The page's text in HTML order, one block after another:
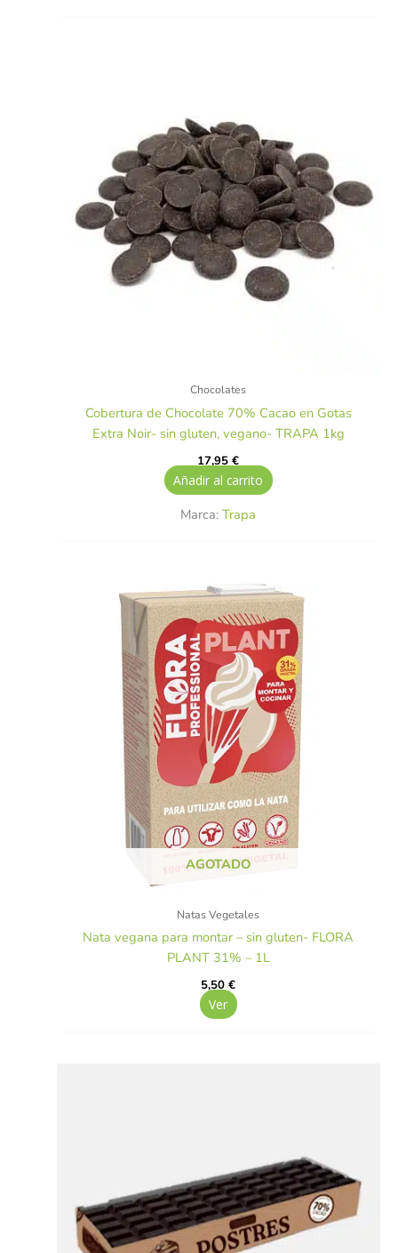
Chocolates
Cobertura de Chocolate 70% Cacao en Gotas
Extra Noir- sin gluten, vegano- TRAPA 1kg
17,95€
Añadir al carrito
Marca:Trapa
AGOTADO
Natas Vegetales
Nata vegana para montar – sin gluten- FLORA
PLANT 31% – 1L
5,50€
Ver